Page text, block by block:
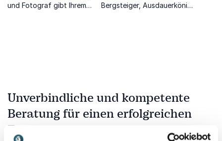
und Fotograf gibt Ihrem
Bergsteiger, Ausdauerkönig
Unverbindliche und kompetente
Beratung für einen erfolgreichen
Event